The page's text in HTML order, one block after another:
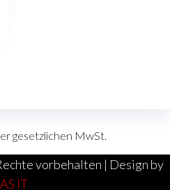
gesetzlichen MwSt.
vorbehalten | Design by
AS IT